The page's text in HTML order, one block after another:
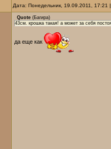
Дата: Понедельник, 19.09.2011,
Quote (Багира)
43см. крошка такая! а может за себя
да еще как